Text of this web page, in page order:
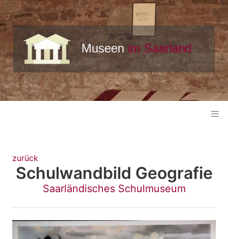
zurück
Schulwandbild Geografie
Saarländisches Schulmuseum